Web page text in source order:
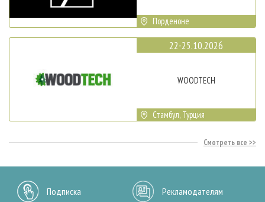
Порденоне
22-25.10.2026
WOODTECH
Стамбул, Турция
Смотреть все
Подписка Рекламодателям